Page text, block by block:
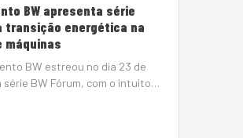
BW apresenta série
transição energética na
máquinas
BW estreou no dia 23 de
série BW Fórum, com o intuito